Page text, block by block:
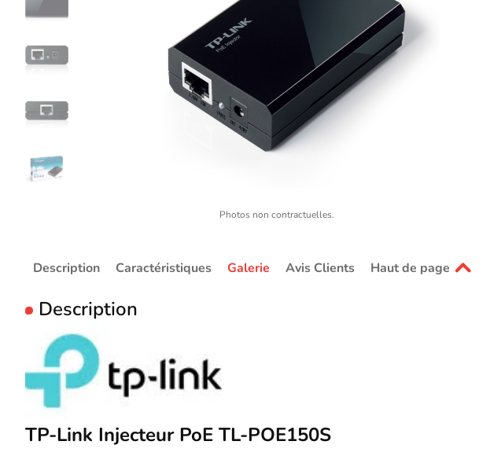
Photos non contractuelles.
Description Caractéristiques Galerie Avis Clients Haut de page
Description
TP-Link Injecteur PoE TL-POE150S